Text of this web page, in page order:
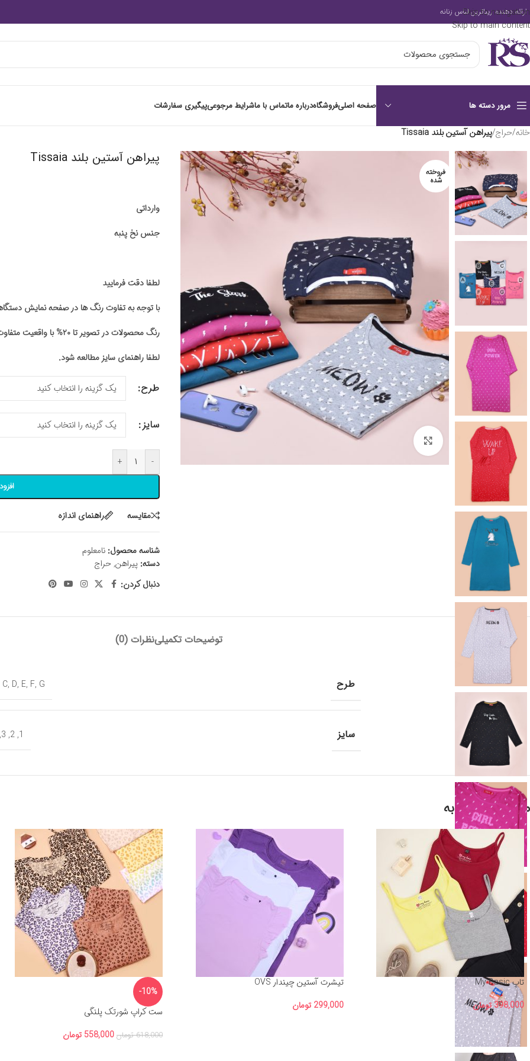
Skip to navigation
Skip to main content
ارائه دهنده زیباترین لباس زنانه
مرور دسته ها صفحه اصلیفروشگاهدرباره ماتماس با ماشرایط مرجوعیپیگیری سفارشات
خانه/حراج/پیراهن آستین بلند Tissaia
فروخته
شده
برای بزرگنمایی کلیک کنید
پیراهن آستین بلند Tissaia
وارداتی
جنس نخ پنبه
لطفا دقت فرمایید
با توجه به تفاوت رنگ ها در صفحه نمایش
رنگ محصولات در تصویر تا ۲۰% با واقعیت متفاوت باشد
لطفا راهنمای سایز مطالعه شود.
طرح
سایز
-
+
مقايسه راهنمای اندازه
شناسه محصول: نامعلوم
دسته: پیراهن,حراج
دنبال کردن:
توضیحات تکمیلینظرات (0)
طرح C, D, E, F, G
سایز 1
,
2
,
3
,
محصولات مشابه
تاپ My Basic
398,000تومان
تیشرت آستین چیندار OVS
299,000 تومان
-10%
ست کراپ شورتک پلنگی
618,000 تومان 558,000 تومان